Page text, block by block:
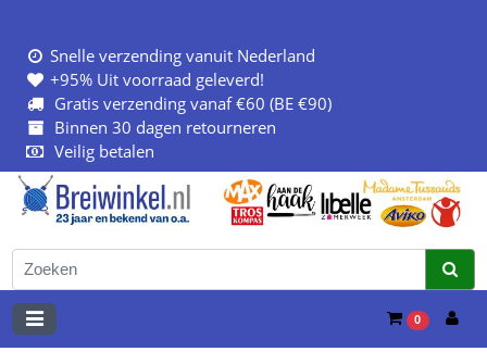
Snelle verzending vanuit Nederland
+95% Uit voorraad geleverd!
Gratis verzending vanaf €60 (BE €90)
Binnen 30 dagen retourneren
Veilig betalen
0